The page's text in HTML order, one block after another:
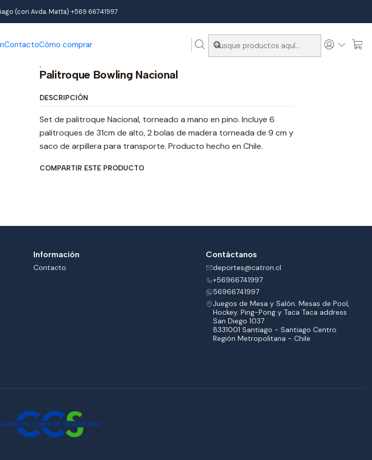
ContactoCómo comprar
(con Avda. Matta) +569 66741997
Chilenos Palitroque Bowling Nacional
|
Palitroque Bowling Nacional
DESCRIPCIÓN
Set de palitroque Nacional, torneado a mano en pino. Incluye 6
palitroques de 31cm de alto, 2 bolas de madera torneada de 9 cm y
saco de arpillera para transporte. Producto hecho en Chile.
COMPARTIR ESTE PRODUCTO
Información
Contacto
Contáctanos
deportes@catron.cl
+56966741997
56966741997
Juegos de Mesa y Salón. Mesas de Pool,
Hockey. Ping-Pong y Taca Taca address
San Diego 1037
8331001 Santiago - Santiago Centro
Región Metropolitana - Chile